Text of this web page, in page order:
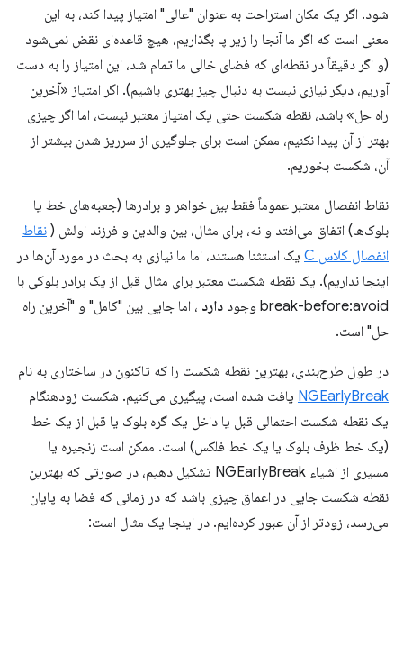
شود. اگر یک مکان استراحت به عنوان "عالی" امتیاز پیدا کند، به این
معنی است که اگر ما آنجا را زیر پا بگذاریم، هیچ قاعده‌ای نقض نمی‌شود
(و اگر دقیقاً در نقطه‌ای که فضای خالی ما تمام شد، این امتیاز را به دست
آوریم، دیگر نیازی نیست به دنبال چیز بهتری باشیم). اگر امتیاز «آخرین
راه حل» باشد، نقطه شکست حتی یک امتیاز معتبر نیست، اما اگر چیزی
بهتر از آن پیدا نکنیم، ممکن است برای جلوگیری از سرریز شدن بیشتر از
آن، شکست بخوریم.
نقاط انفصال معتبر عموماً فقطبین خواهر و برادرها (جعبه‌های خط یا
بلوک‌ها) اتفاق می‌افتد و نه، برای مثال، بین والدین و فرزند اولش ( نقاط
انفصال کلاس C
یک استثنا هستند، اما ما نیازی به بحث در مورد آن‌ها در
اینجا نداریم). یک نقطه شکست معتبر برای مثال قبل از یک برادر بلوکی با
break-before:avoid وجود
دارد ، اما جایی بین "کامل" و "آخرین راه
حل" است.
در طول طرح‌بندی، بهترین نقطه شکست را که تاکنون در ساختاری به نام
NGEarlyBreak یافت شده است، پیگیری می‌کنیم. شکست زودهنگام
یک نقطه شکست احتمالی قبل یا داخل یک گره بلوک یا قبل از یک خط
(یک خط ظرف بلوک یا یک خط فلکس) است. ممکن است زنجیره یا
مسیری از اشیاء NGEarlyBreak تشکیل دهیم، در صورتی که بهترین
نقطه شکست جایی در اعماق چیزی باشد که در زمانی که فضا به پایان
می‌رسد، زودتر از آن عبور کرده‌ایم. در اینجا یک مثال است: